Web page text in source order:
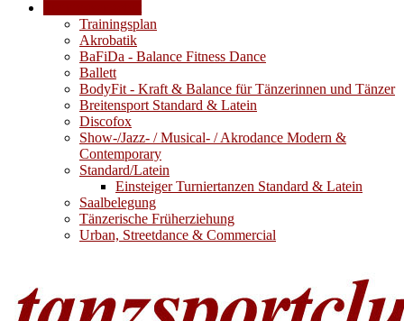
Trainingsplan
Akrobatik
BaFiDa - Balance Fitness Dance
Ballett
BodyFit - Kraft & Balance für Tänzerinnen und Tänzer
Breitensport Standard & Latein
Discofox
Show-/Jazz- / Musical- / Akrodance Modern &
Contemporary
Standard/Latein
Einsteiger Turniertanzen Standard & Latein
Saalbelegung
Tänzerische Früherziehung
Urban, Streetdance & Commercial